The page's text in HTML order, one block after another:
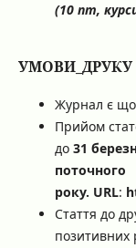
(10 пт,
УМОВИ_ДРУКУ
Журнал є
Прийом
до 31
поточного
року. URL:
Стаття до
позитивних